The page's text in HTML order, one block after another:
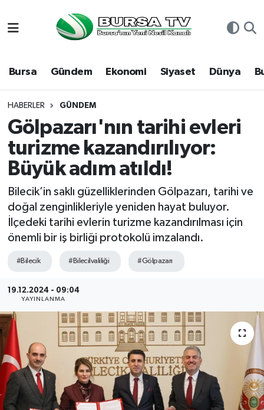
Bursa Gündem Ekonomi Siyaset Dünya
HABERLER GÜNDEM
Gölpazarı'nın tarihi evleri
turizme kazandırılıyor:
Büyük adım atıldı!
Bilecik’in saklı güzelliklerinden Gölpazarı, tarihi ve
doğal zenginlikleriyle yeniden hayat buluyor.
İlçedeki tarihi evlerin turizme kazandırılması için
önemli bir iş birliği protokolü imzalandı.
#Bilecik #Bilecilvaliliği #Gölpazarı
19.12.2024 - 09:04
YAYINLANMA
Bursa
Dünya
Eğitim
Ekonomi
Genel
Gündem
Sağlık
Siyaset
Spor
Teknoloji
Türkiye
Hava Durumu
Namaz Vakitleri
Trafik Durumu
Süper Lig Puan Durumu ve Fikstür
Tüm Manşetler
Son Dakika Haberleri